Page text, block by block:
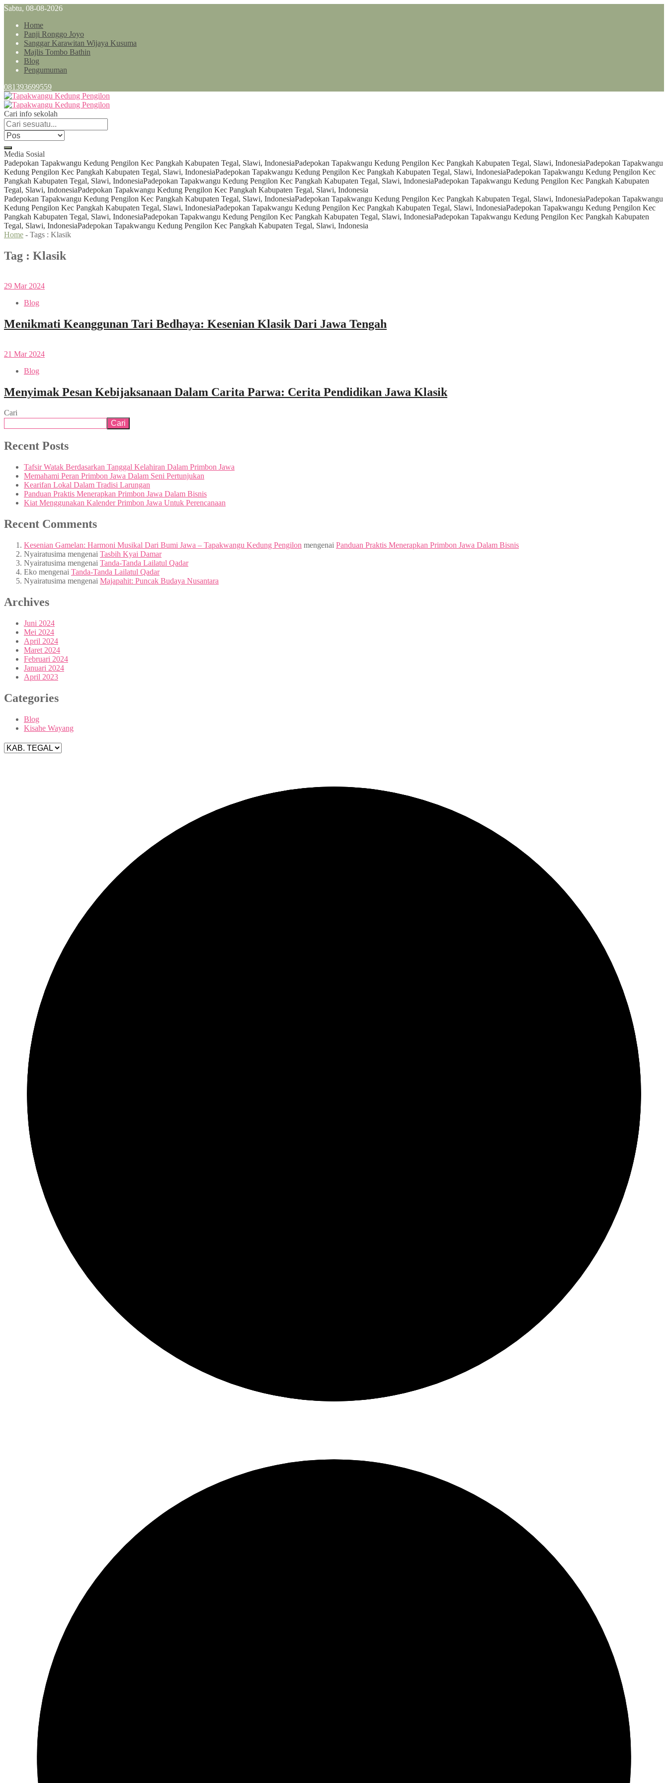
Sabtu, 08-08-2026
Home
Panji Ronggo Joyo
Sanggar Karawitan Wijaya Kusuma
Majlis Tombo Bathin
Blog
Pengumuman
081393699559
Cari info sekolah
Media Sosial
Padepokan Tapakwangu Kedung Pengilon Kec Pangkah Kabupaten Tegal, Slawi, IndonesiaPadepokan Tapakwangu Kedung Pengilon Kec Pangkah Kabupaten Tegal, Slawi, IndonesiaPadepokan Tapakwangu
Kedung Pengilon Kec Pangkah Kabupaten Tegal, Slawi, IndonesiaPadepokan Tapakwangu Kedung Pengilon Kec Pangkah Kabupaten Tegal, Slawi, IndonesiaPadepokan Tapakwangu Kedung Pengilon Kec
Pangkah Kabupaten Tegal, Slawi, IndonesiaPadepokan Tapakwangu Kedung Pengilon Kec Pangkah Kabupaten Tegal, Slawi, IndonesiaPadepokan Tapakwangu Kedung Pengilon Kec Pangkah Kabupaten
Tegal, Slawi, IndonesiaPadepokan Tapakwangu Kedung Pengilon Kec Pangkah Kabupaten Tegal, Slawi, Indonesia
Padepokan Tapakwangu Kedung Pengilon Kec Pangkah Kabupaten Tegal, Slawi, IndonesiaPadepokan Tapakwangu Kedung Pengilon Kec Pangkah Kabupaten Tegal, Slawi, IndonesiaPadepokan Tapakwangu
Kedung Pengilon Kec Pangkah Kabupaten Tegal, Slawi, IndonesiaPadepokan Tapakwangu Kedung Pengilon Kec Pangkah Kabupaten Tegal, Slawi, IndonesiaPadepokan Tapakwangu Kedung Pengilon Kec
Pangkah Kabupaten Tegal, Slawi, IndonesiaPadepokan Tapakwangu Kedung Pengilon Kec Pangkah Kabupaten Tegal, Slawi, IndonesiaPadepokan Tapakwangu Kedung Pengilon Kec Pangkah Kabupaten
Tegal, Slawi, IndonesiaPadepokan Tapakwangu Kedung Pengilon Kec Pangkah Kabupaten Tegal, Slawi, Indonesia
Home - Tags : Klasik
Tag : Klasik
29 Mar 2024
Blog
Menikmati Keanggunan Tari Bedhaya: Kesenian Klasik Dari Jawa Tengah
21 Mar 2024
Blog
Menyimak Pesan Kebijaksanaan Dalam Carita Parwa: Cerita Pendidikan Jawa Klasik
Cari
Cari
Recent Posts
Tafsir Watak Berdasarkan Tanggal Kelahiran Dalam Primbon Jawa
Memahami Peran Primbon Jawa Dalam Seni Pertunjukan
Kearifan Lokal Dalam Tradisi Larungan
Panduan Praktis Menerapkan Primbon Jawa Dalam Bisnis
Kiat Menggunakan Kalender Primbon Jawa Untuk Perencanaan
Recent Comments
Kesenian Gamelan: Harmoni Musikal Dari Bumi Jawa – Tapakwangu Kedung Pengilon mengenai Panduan Praktis Menerapkan Primbon Jawa Dalam Bisnis
Nyairatusima mengenai Tasbih Kyai Damar
Nyairatusima mengenai Tanda-Tanda Lailatul Qadar
Eko mengenai Tanda-Tanda Lailatul Qadar
Nyairatusima mengenai Majapahit: Puncak Budaya Nusantara
Archives
Juni 2024
Mei 2024
April 2024
Maret 2024
Februari 2024
Januari 2024
April 2023
Categories
Blog
Kisahe Wayang